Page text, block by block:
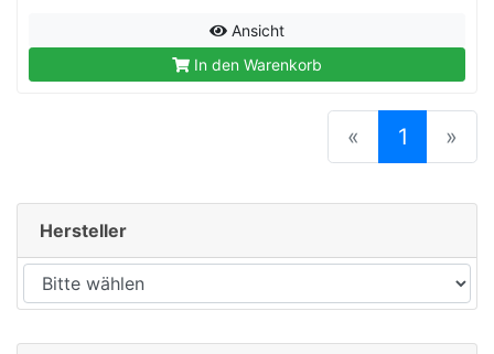
Ansicht
In den Warenkorb
« 1 »
Hersteller